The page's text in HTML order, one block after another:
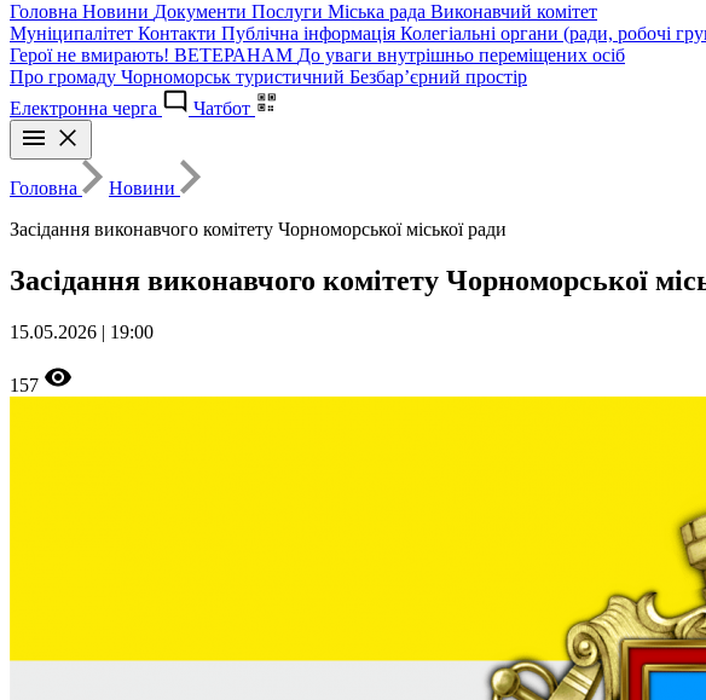
Головна Новини Документи Послуги Міська рада Виконавчий комітет
Муніципалітет Контакти Публічна інформація Колегіальні органи (ради, робочі
Герої не вмирають! ВЕТЕРАНАМ До уваги внутрішньо переміщених осіб
Про громаду Чорноморськ туристичний Безбар’єрний простір
Електронна черга
Чатбот
Головна
Новини
Засідання виконавчого комітету Чорноморської міської ради
Засідання виконавчого комітету Чорноморської
15.05.2026 | 19:00
157